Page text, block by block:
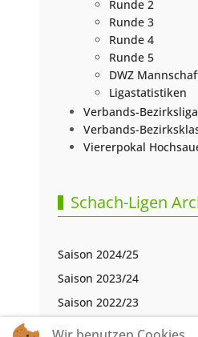
Runde 2
Runde 3
Runde 4
Runde 5
DWZ
Ligastatistiken
Verbands-
Verbands-
Viererpokal
Schach-Ligen
Saison 2024/25
Saison 2023/24
Saison 2022/23
Saison 2021/22